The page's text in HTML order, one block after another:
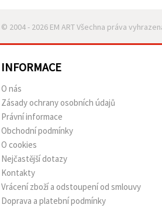
© 2004 - 2026 EM ART Všechna práva
INFORMACE
O nás
Zásady ochrany osobních údajů
Právní informace
Obchodní podmínky
O cookies
Nejčastější dotazy
Kontakty
Vrácení zboží a odstoupení od smlouvy
Doprava a platební podmínky